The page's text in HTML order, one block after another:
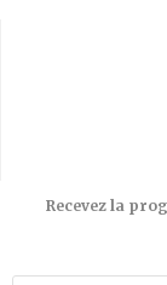
Recevez la